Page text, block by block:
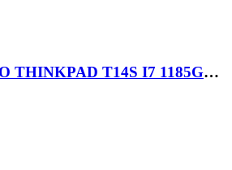
LAPTOP LENOVO THINKPAD T14S I7 1185G7 16GB 512SSD 14″